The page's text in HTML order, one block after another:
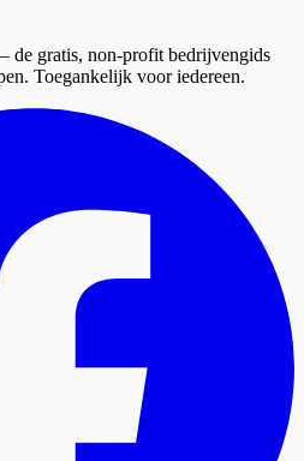
de gratis, non-profit bedrijvengids
Toegankelijk voor iedereen.